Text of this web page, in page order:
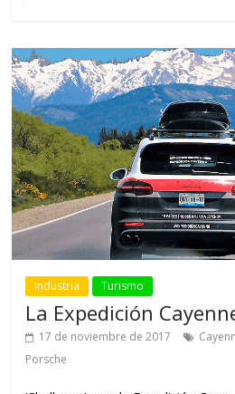
Industria Turismo
La Expedición
17 de noviembre de 2017
Porsche